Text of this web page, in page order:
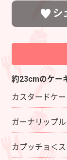
シ
約23cmのケー
カスタードケー
ガーナリップル
カプッチョ＜